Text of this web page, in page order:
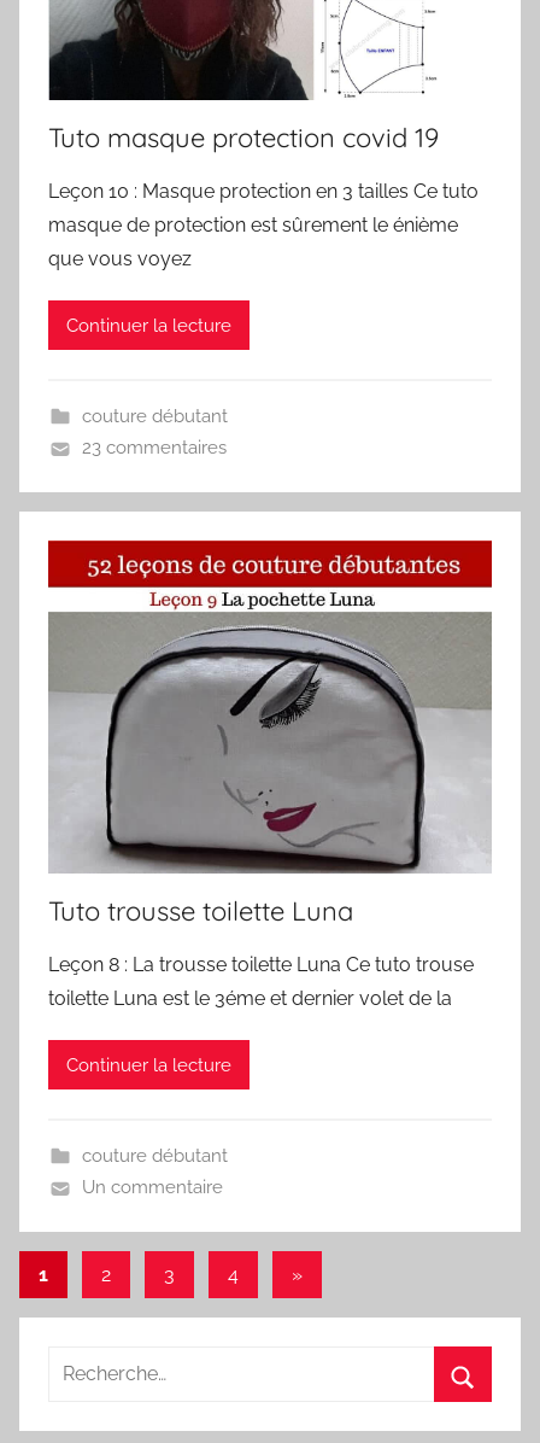
Tuto masque protection covid 19
Leçon 10 : Masque protection en 3 tailles Ce tuto
masque de protection est sûrement le énième
que vous voyez
Continuer la lecture
couture débutant
23 commentaires
Tuto trousse toilette Luna
Leçon 8 : La trousse toilette Luna Ce tuto trouse
toilette Luna est le 3éme et dernier volet de la
Continuer la lecture
couture débutant
Un commentaire
Pagination
des
publications
1 2 3 4
Articles
»
Recherche
: